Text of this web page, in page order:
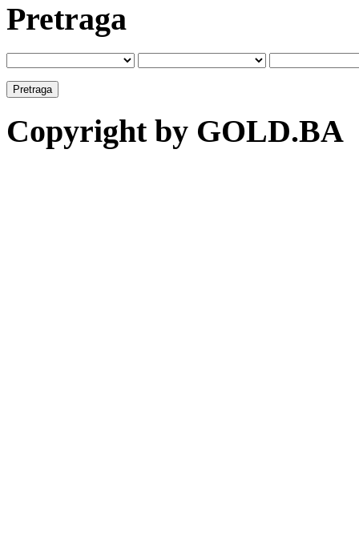
Pretraga
Copyright by GOLD.BA